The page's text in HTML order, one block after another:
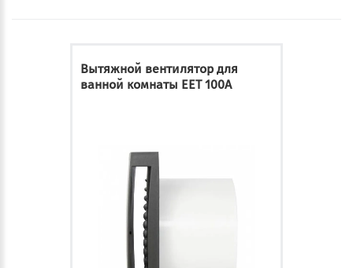
Вытяжной вентилятор для
ванной комнаты EET 100A